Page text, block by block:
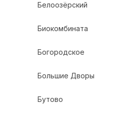
Белоозёрский
Биокомбината
Богородское
Большие Дворы
Бутово